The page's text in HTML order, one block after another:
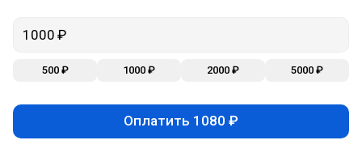
500 ₽ 1000 ₽ 2000 ₽ 5000 ₽
Оплатить 1080 ₽